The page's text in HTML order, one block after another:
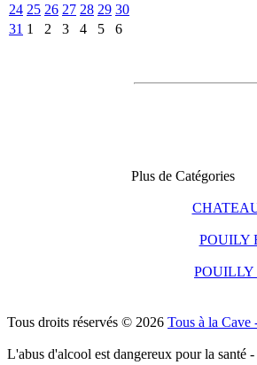
24 25 26 27 28 29 30
31 1 2 3 4 5 6
Plus de Catégories
POUILY
POUILLY
Tous droits réservés © 2026 Tous à la Cave
L'abus d'alcool est dangereux pour la santé